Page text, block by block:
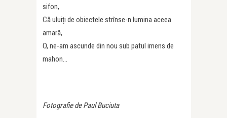
sifon,
Că uluiți de obiectele strînse-n lumina aceea
amară,
O, ne-am ascunde din nou sub patul imens de
mahon…
Fotografie de Paul Buciuta